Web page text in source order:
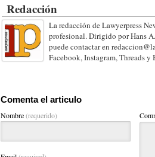
Redacción
La redacción de Lawyerpress
profesional. Dirigido por Hans
puede contactar en
Facebook, Instagram, Threads y
Comenta el articulo
Nombre(requerido)